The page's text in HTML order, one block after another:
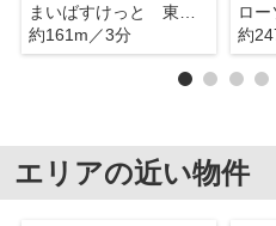
約161m／3分
ロ
約
エリアの近い物件